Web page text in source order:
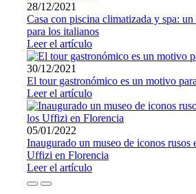
28/12/2021
Casa con piscina climatizada y spa:
para los italianos
Leer el artículo
30/12/2021
El tour gastronómico es un motivo
Leer el artículo
05/01/2022
Inaugurado un museo de iconos rusos
Uffizi en Florencia
Leer el artículo